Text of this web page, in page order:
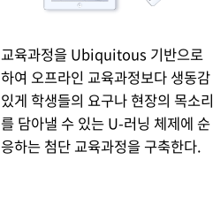
교육과정을 Ubiquitous 기반으로
하여 오프라인 교육과정보다 생동감
있게 학생들의 요구나 현장의 목소리
를 담아낼 수 있는 U-러닝 체제에 순
응하는 첨단 교육과정을 구축한다.